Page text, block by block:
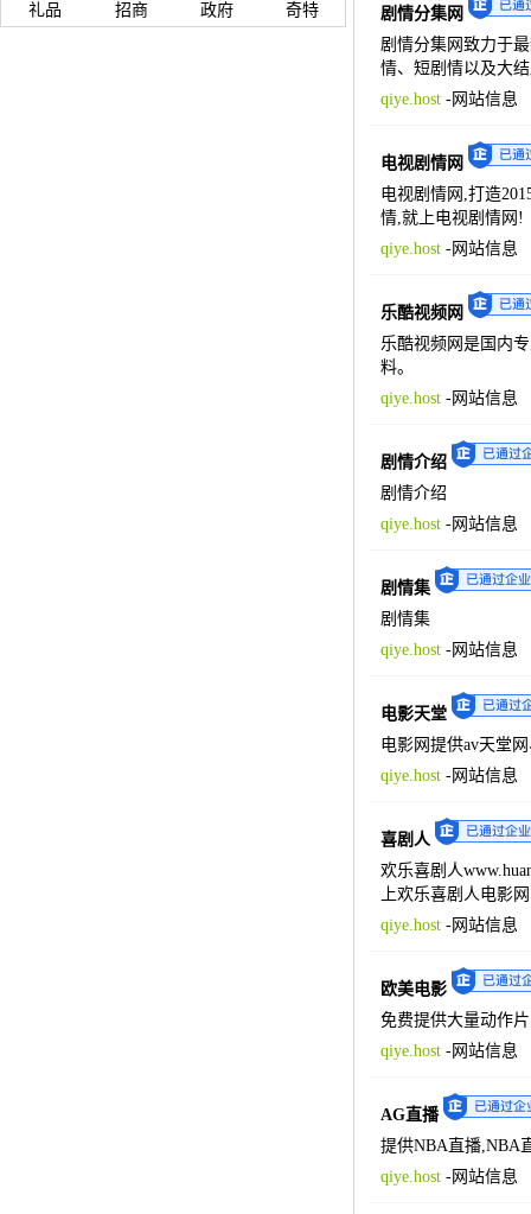
礼品
招商 政府 奇特
剧情分集网
剧情分集网致力于
情、短剧情以及大
qiye.host-网站信息
电视剧情网
电视剧情网,打造
情,就上电视剧情网!
qiye.host-网站信息
乐酷视频网
乐酷视频网是国内
料。
qiye.host-网站信息
剧情介绍
剧情介绍
qiye.host-网站信息
剧情集
剧情集
qiye.host-网站信息
电影天堂
电影网提供av天堂
qiye.host-网站信息
喜剧人
欢乐喜剧人
上欢乐喜剧人电影
qiye.host-网站信息
欧美电影
免费提供大量动作
qiye.host-网站信息
AG直播
提供NBA直播,NBA
qiye.host-网站信息